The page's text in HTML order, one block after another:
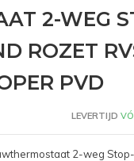
2-WEG
ROZET
PVD
LEVERTIJD
2-weg